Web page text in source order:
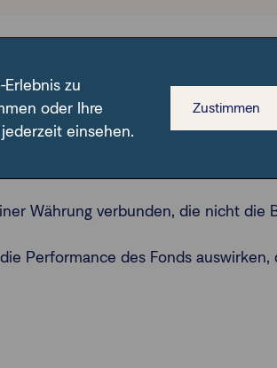
einem Rückgang des
Währung verbunden, die nicht die
Performance des Fonds
zu
oder Ihre
jederzeit einsehen.
Zustimmen